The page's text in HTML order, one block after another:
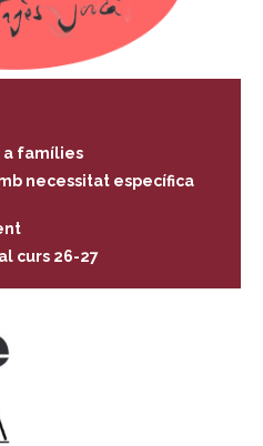
a famílies
necessitat específica
curs 26-27